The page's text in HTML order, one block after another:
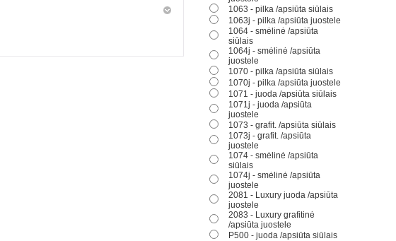
1063 - pilka /apsiūta siūlais
1063j - pilka /apsiūta juostele
1064 - smėlinė /apsiūta
siūlais
1064j - smėlinė /apsiūta
juostele
1070 - pilka /apsiūta siūlais
1070j - pilka /apsiūta juostele
1071 - juoda /apsiūta siūlais
1071j - juoda /apsiūta
juostele
1073 - grafit. /apsiūta siūlais
1073j - grafit. /apsiūta
juostele
1074 - smėlinė /apsiūta
siūlais
1074j - smėlinė /apsiūta
juostele
2081 - Luxury juoda /apsiūta
juostele
2083 - Luxury grafitinė
/apsiūta juostele
P500 - juoda /apsiūta siūlais